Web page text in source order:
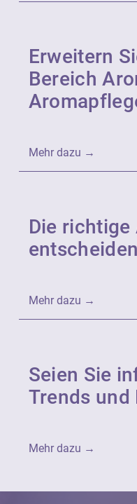
Erweitern
Bereich
Mehr dazu →
Die
Mehr dazu →
Seien Sie
Trends und
Mehr dazu →